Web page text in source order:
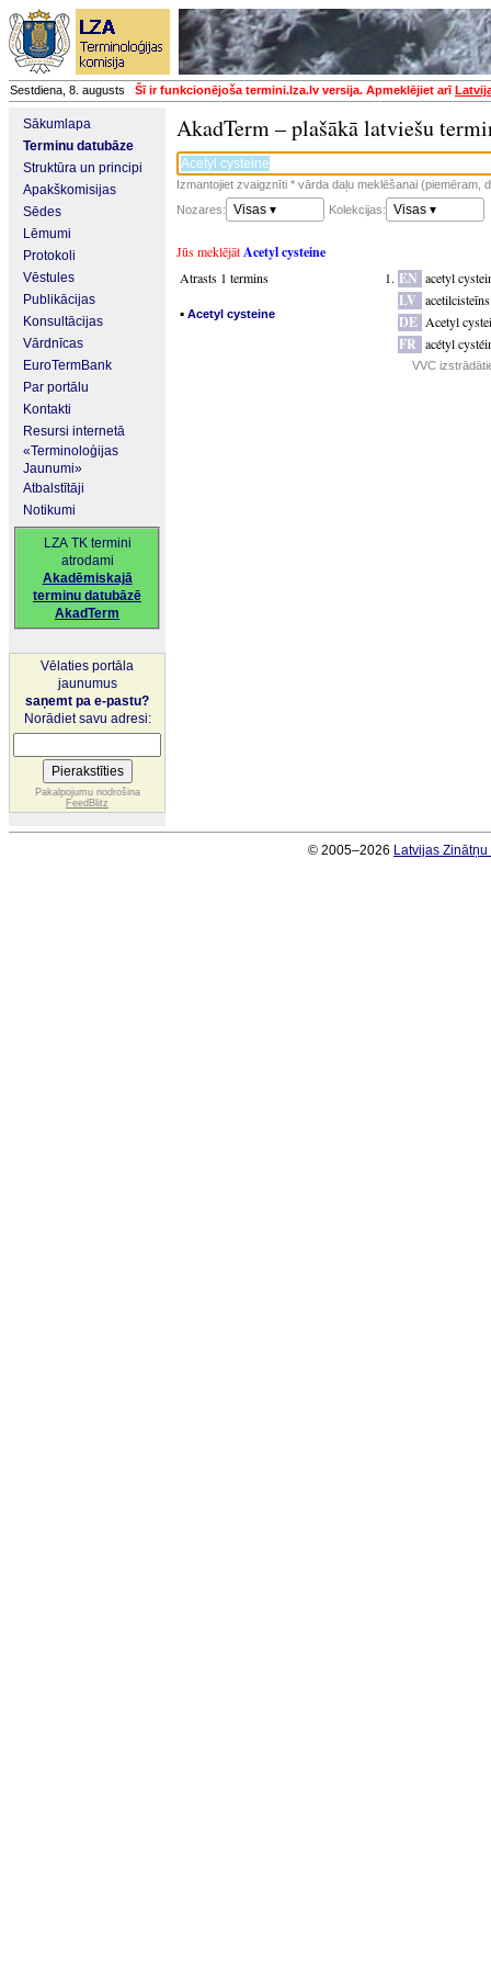
Sestdiena, 8. augusts Šī ir funkcionējoša termini.lza.lv versija. Apmeklējiet arī
Sākumlapa
Terminu datubāze
Struktūra un principi
Apakškomisijas
Sēdes
Lēmumi
Protokoli
Vēstules
Publikācijas
Konsultācijas
Vārdnīcas
EuroTermBank
Par portālu
Kontakti
Resursi internetā
«Terminoloģijas
Jaunumi»
Atbalstītāji
Notikumi
LZA TK termini
atrodami
Akadēmiskajā
terminu datubāzē
AkadTerm
Vēlaties portāla
jaunumus
saņemt pa e-pastu?
Norādiet savu adresi:
Pakalpojumu nodrošina
FeedBlitz
AkadTerm – plašākā latviešu
Izmantojiet zvaigznīti * vārda daļu meklēšanai (piemēram,
Nozares:
Visas ▾ Kolekcijas: Visas ▾
Jūs meklējātAcetyl cysteine
Atrasts 1 termins
▪ Acetyl cysteine
EN acetyl
LV acetilcisteīns
DE Acetyl
FR acétyl
VVC
© 2005–2026 Latvijas